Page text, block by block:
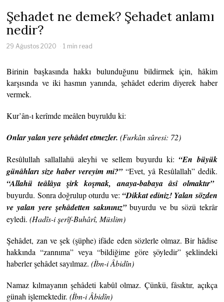
Şehadet ne demek? Şehadet anlamı
nedir?
29 Ağustos 2020 1 min read
Birinin başkasında hakkı bulunduğunu bildirmek için, hâkim
karşısında ve iki hasmın yanında, şehâdet ederim diyerek haber
vermek.
Kur’ân-ı kerîmde meâlen buyruldu ki:
Onlar yalan yere şehâdet etmezler.(Furkân sûresi: 72)
Resûlullah sallallahü aleyhi ve sellem buyurdu ki: “En büyük
günâhları size haber vereyim mi?” “Evet, yâ Resûlallah” dedik.
“Allahü teâlâya şirk koşmak, anaya-babaya âsî olmaktır”
buyurdu. Sonra doğrulup oturdu ve: “Dikkat ediniz! Yalan sözden
ve yalan yere şehâdetten sakınınız”buyurdu ve bu sözü tekrâr
eyledi.(Hadîs-i şerîf-Buhârî, Müslim)
Şehâdet, zan ve şek (şüphe) ifâde eden sözlerle olmaz. Bir hâdise
hakkında “zannıma” veya “bildiğime göre şöyledir” şeklindeki
haberler şehâdet sayılmaz.(İbn-i Âbidîn)
Namaz kılmayanın şehâdeti kabûl olmaz. Çünkü, fâsıktır, açıkça
günah işlemektedir.(İbn-i Âbidîn)